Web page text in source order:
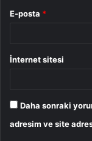
E-posta *
İnternet sitesi
Daha sonraki
adresim ve site